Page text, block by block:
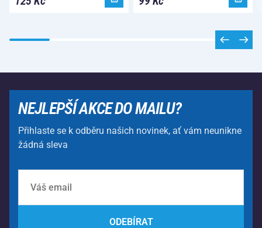
NEJLEPŠÍ AKCE DO MAILU?
Přihlaste se k odběru našich novinek, ať vám neunikne
žádná sleva
ODEBÍRAT